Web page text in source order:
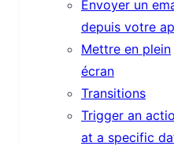
Envoyer un
depuis votre
Mettre en plein
écran
Transitions
Trigger an
at a specific